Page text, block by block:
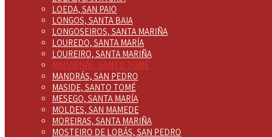
LOEDA, SAN PAIO
LONGOS, SANTA BAIA
LONGOSEIROS, SANTA MARIÑA
LOUREDO, SANTA MARÍA
LOUREIRO, SANTA MARIÑA
MADARNÁS, SANTO TOMÉ
MANDRÁS, SAN PEDRO
MASIDE, SANTO TOMÉ
MESEGO, SANTA MARÍA
MOLDES, SAN MAMEDE
MOREIRAS, SANTA MARIÑA
MOSTEIRO DE LOBÁS, SAN PEDRO